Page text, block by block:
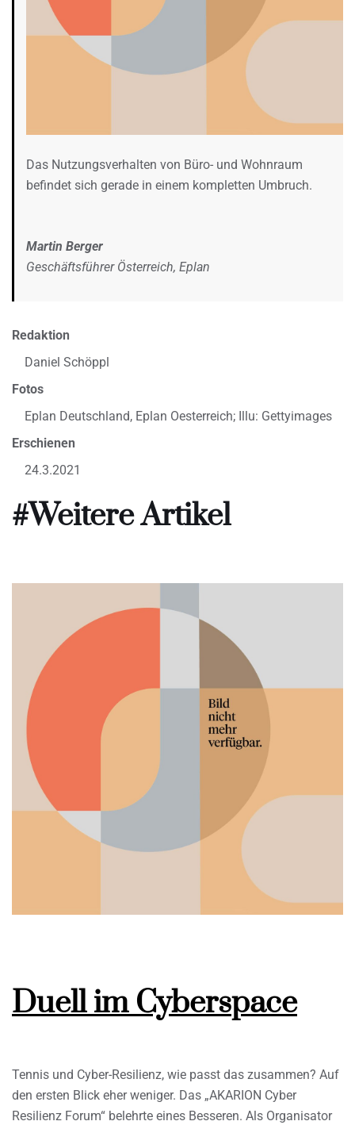
Das Nutzungsverhalten von Büro- und Wohnraum
befindet sich gerade in einem kompletten Umbruch.
Martin Berger
Geschäftsführer Österreich, Eplan
Redaktion
Daniel Schöppl
Fotos
Eplan Deutschland, Eplan Oesterreich; Illu: Gettyimages
Erschienen
24.3.2021
#Weitere Artikel
Duell im Cyberspace
Tennis und Cyber-Resilienz, wie passt das zusammen? Auf
den ersten Blick eher weniger. Das „AKARION Cyber
Resilienz Forum“ belehrte eines Besseren. Als Organisator